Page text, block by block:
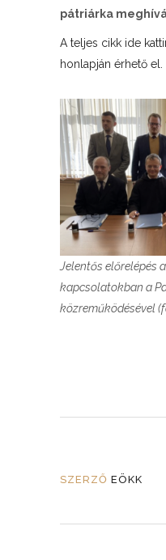
pátriárka
A teljes cikk ide
honlapján érhető el.
Jelentős előrelépés
kapcsolatokban a
közreműködésével
SZERZŐ EÖKK